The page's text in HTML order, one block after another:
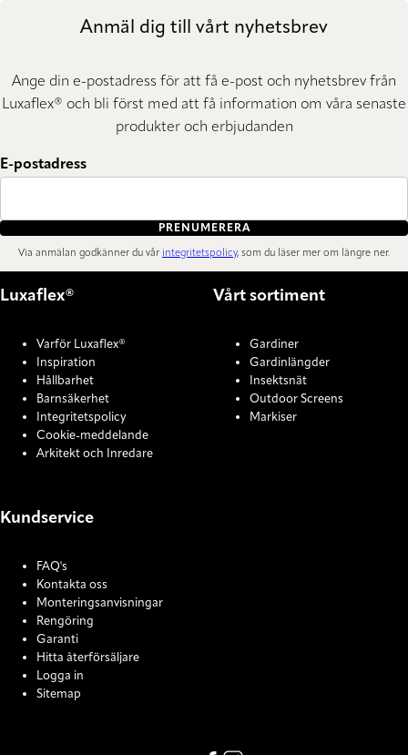
Anmäl dig till vårt nyhetsbrev
Ange din e-postadress för att få e-post och nyhetsbrev från
Luxaflex® och bli först med att få information om våra senaste
produkter och erbjudanden
E-postadress
PRENUMERERA
Via anmälan godkänner du vår integritetspolicy, som du läser mer om längre ner.
Luxaflex®
Varför Luxaflex®
Inspiration
Hållbarhet
Barnsäkerhet
Integritetspolicy
Cookie-meddelande
Arkitekt och Inredare
Vårt sortiment
Gardiner
Gardinlängder
Insektsnät
Outdoor Screens
Markiser
Kundservice
FAQ's
Kontakta oss
Monteringsanvisningar
Rengöring
Garanti
Hitta återförsäljare
Logga in
Sitemap